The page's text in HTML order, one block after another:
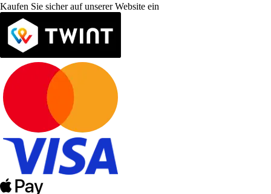
Kaufen Sie sicher auf unserer Website ein